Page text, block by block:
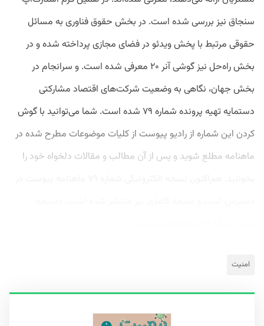
سنجاق نیز بررسی شده است. در بخش حقوق فناوری به مسائل
حقوقی مرتبط با پخش ویدئو در فضای مجازی پرداخته شده و در
بخش راه‌حل نیز گوشی آنر ۲۰ معرفی شده است. و سرانجام در
بخش جهان، نگاهی به وضعیت شرکت‌های اقتصاد مشارکتی
دستمایه تهیه پرونده شماره ۷۹ شده است. شما می‌توانید با گوش
کردن این شماره از رادیو پیوست از کلیات موضوعات مطرح شده در
ماهنامه مطلع شوید و پس از آن مطالب و مقالات دلخواه خود را
امنیت